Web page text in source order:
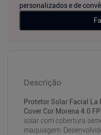
personalizados e de
Descrição
Protetor Solar Facial La
Cover Cor Morena 4.0
solar com cobertura
maquiagem.